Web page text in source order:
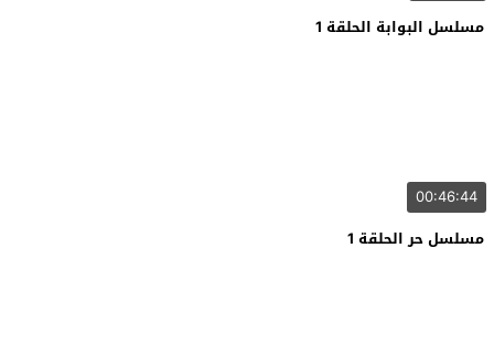
مسلسل البوابة الحلقة 1
00:46:44
مسلسل حر الحلقة 1